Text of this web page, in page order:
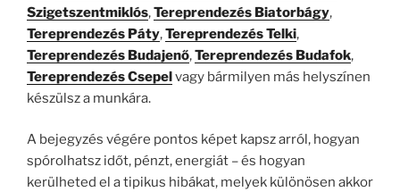
Szigetszentmiklós,Tereprendezés Biatorbágy,
Tereprendezés Páty,Tereprendezés Telki,
Tereprendezés Budajenő,Tereprendezés Budafok,
Tereprendezés Csepelvagy bármilyen más helyszínen
készülsz a munkára.
A bejegyzés végére pontos képet kapsz arról, hogyan
spórolhatsz időt, pénzt, energiát – és hogyan
kerülheted el a tipikus hibákat, melyek különösen akkor